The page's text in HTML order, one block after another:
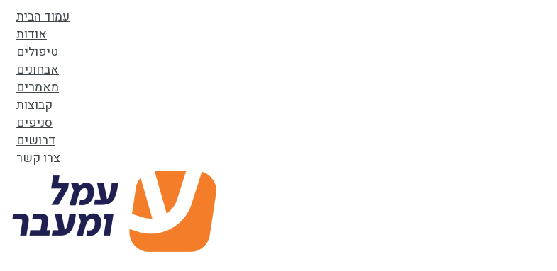
עמוד הבית
אודות
טיפולים
אבחונים
מאמרים
קבוצות
סניפים
דרושים
צרו קשר